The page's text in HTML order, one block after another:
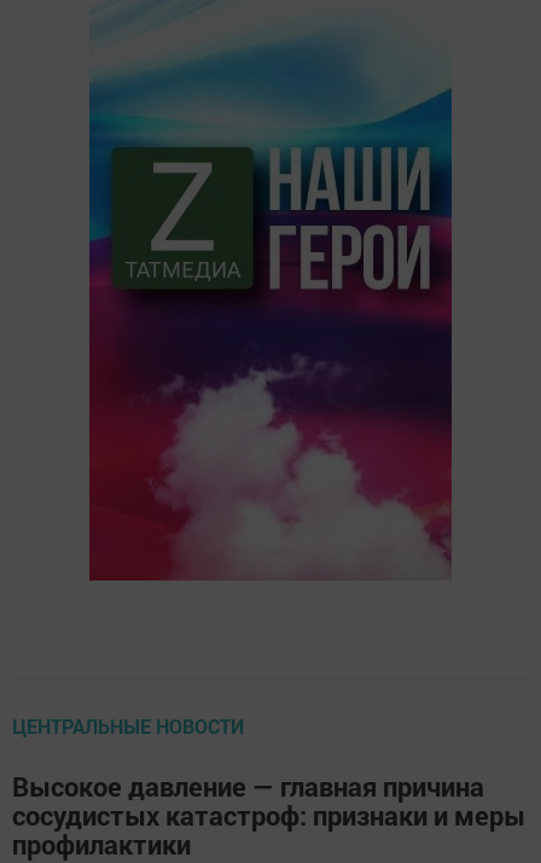
ЦЕНТРАЛЬНЫЕ НОВОСТИ
Высокое давление — главная причина
сосудистых катастроф: признаки и меры
профилактики